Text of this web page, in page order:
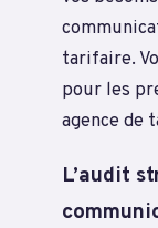
tarifaire.
pour les
agence de
L’audit